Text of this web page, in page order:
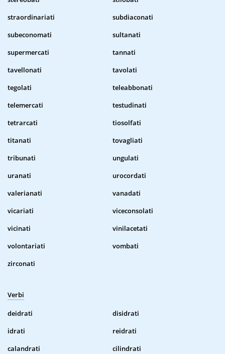
straordinariati
subdiaconati
subeconomati
sultanati
supermercati
tannati
tavellonati
tavolati
tegolati
teleabbonati
telemercati
testudinati
tetrarcati
tiosolfati
titanati
tovagliati
tribunati
ungulati
uranati
urocordati
valerianati
vanadati
vicariati
viceconsolati
vicinati
vinilacetati
volontariati
vombati
zirconati
Verbi
deidrati
disidrati
idrati
reidrati
calandrati
cilindrati